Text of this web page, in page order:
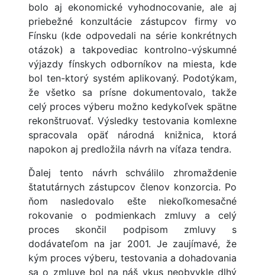
bolo aj ekonomické vyhodnocovanie, ale aj
priebežné konzultácie zástupcov firmy vo
Fínsku (kde odpovedali na série konkrétnych
otázok) a takpovediac kontrolno-výskumné
výjazdy fínskych odborníkov na miesta, kde
bol ten-ktorý systém aplikovaný. Podotýkam,
že všetko sa prísne dokumentovalo, takže
celý proces výberu možno kedykoľvek spätne
rekonštruovať. Výsledky testovania komlexne
spracovala opäť národná knižnica, ktorá
napokon aj predložila návrh na víťaza tendra.
Ďalej tento návrh schválilo zhromaždenie
štatutárnych zástupcov členov konzorcia. Po
ňom nasledovalo ešte niekoľkomesačné
rokovanie o podmienkach zmluvy a celý
proces skončil podpisom zmluvy s
dodávateľom na jar 2001. Je zaujímavé, že
kým proces výberu, testovania a dohadovania
sa o zmluve bol na náš vkus neobvykle dlhý